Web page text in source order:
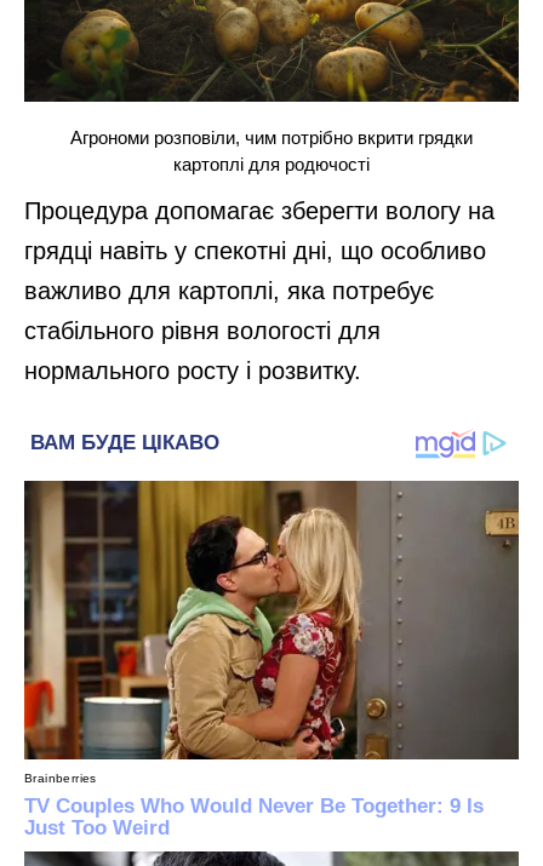
Агрономи розповіли, чим потрібно вкрити грядки
картоплі для родючості
Процедура допомагає зберегти вологу на
грядці навіть у спекотні дні, що особливо
важливо для картоплі, яка потребує
стабільного рівня вологості для
нормального росту і розвитку.